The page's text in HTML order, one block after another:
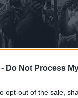
Do Not Process
opt-out of the sale,